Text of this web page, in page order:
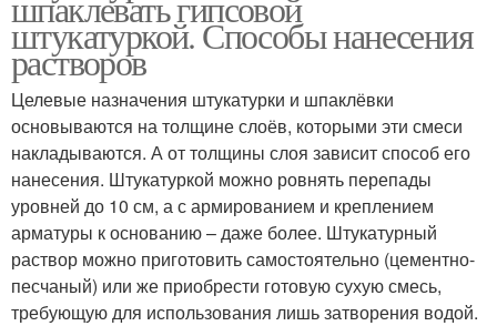
штукатуркой. Способы нанесения
растворов
Целевые назначения штукатурки и шпаклёвки
основываются на толщине слоёв, которыми эти смеси
накладываются. А от толщины слоя зависит способ его
нанесения. Штукатуркой можно ровнять перепады
уровней до 10 см, а с армированием и креплением
арматуры к основанию – даже более. Штукатурный
раствор можно приготовить самостоятельно (цементно-
песчаный) или же приобрести готовую сухую смесь,
требующую для использования лишь затворения водой.